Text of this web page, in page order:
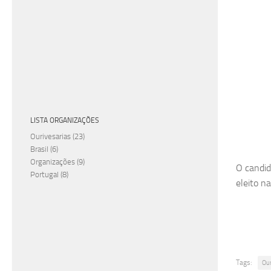
O
eleito
Tags:
LISTA ORGANIZAÇÕES
Ourivesarias (23)
Brasil (6)
Organizações (9)
Portugal (8)